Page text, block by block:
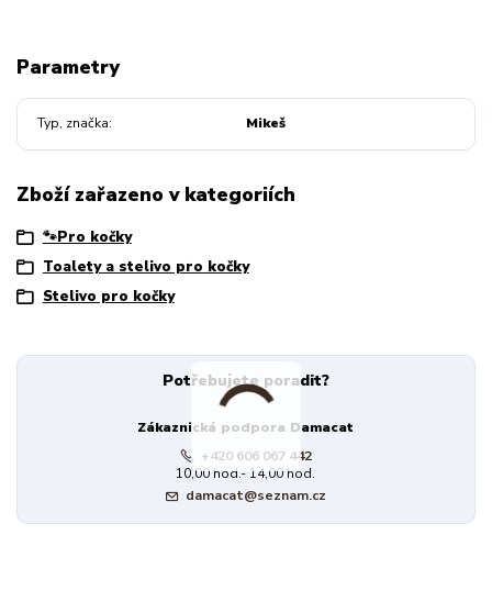
Parametry
Typ, značka Mikeš
Zboží zařazeno v kategoriích
🐾Pro kočky
Toalety a stelivo pro kočky
Stelivo pro kočky
Potřebujete poradit?
Zákaznická podpora Damacat
+420 606 067 442
10,00 hod.- 14,00 hod.
damacat@seznam.cz